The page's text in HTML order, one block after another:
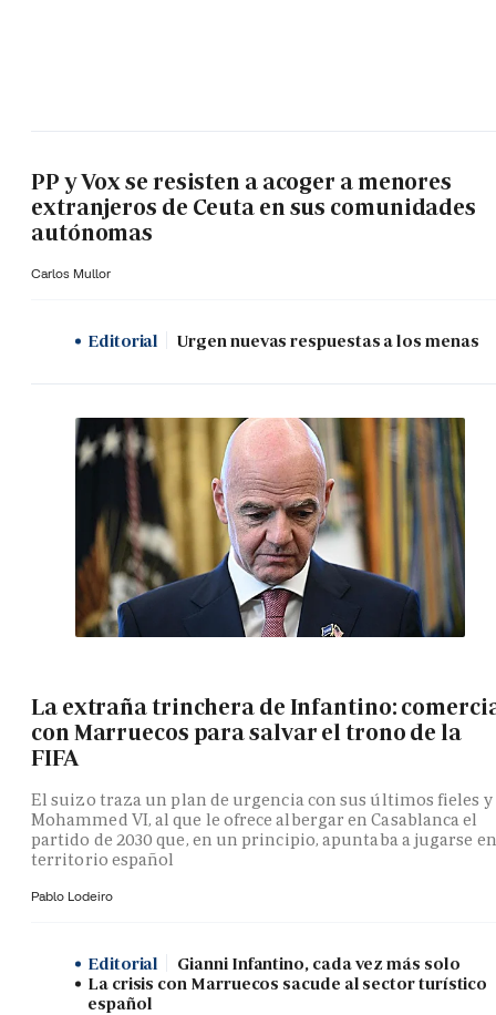
PP y Vox se resisten a acoger a menores
extranjeros de Ceuta en sus comunidades
autónomas
Carlos Mullor
Editorial Urgen nuevas respuestas a los menas
La extraña trinchera de Infantino:
con Marruecos para salvar el trono de la
FIFA
El suizo traza un plan de urgencia con sus últimos fieles y
Mohammed VI, al que le ofrece albergar en Casablanca el
partido de 2030 que, en un principio, apuntaba a jugarse en
territorio español
Pablo Lodeiro
Editorial
Gianni Infantino, cada vez más solo
La crisis con Marruecos sacude al sector turístico
español